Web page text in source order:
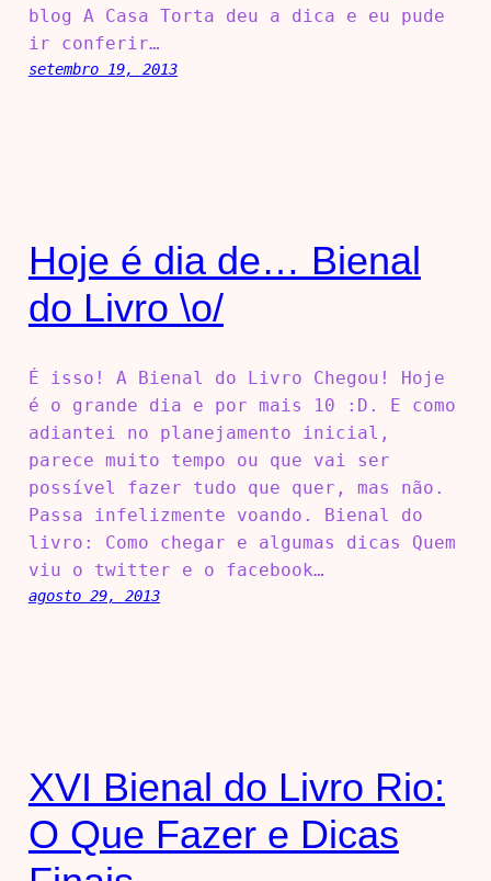
blog A Casa Torta deu a dica e eu pude
ir conferir…
setembro 19, 2013
Hoje é dia de… Bienal
do Livro \o/
É isso! A Bienal do Livro Chegou! Hoje
é o grande dia e por mais 10 :D. E como
adiantei no planejamento inicial,
parece muito tempo ou que vai ser
possível fazer tudo que quer, mas não.
Passa infelizmente voando. Bienal do
livro: Como chegar e algumas dicas Quem
viu o twitter e o facebook…
agosto 29, 2013
XVI Bienal do Livro Rio:
O Que Fazer e Dicas